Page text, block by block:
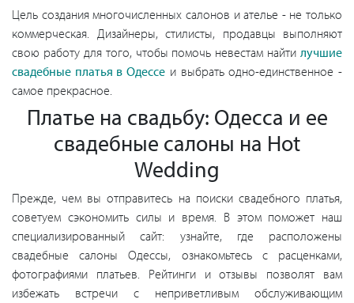
Цель создания многочисленных салонов и ателье - не только
коммерческая. Дизайнеры, стилисты, продавцы выполняют
свою работу для того, чтобы помочь невестам найти лучшие
свадебные платья в Одессе и выбрать одно-единственное -
самое прекрасное.
Платье на свадьбу: Одесса и ее
свадебные салоны на Hot
Wedding
Прежде, чем вы отправитесь на поиски свадебного платья,
советуем сэкономить силы и время. В этом поможет наш
специализированный сайт: узнайте, где расположены
свадебные салоны Одессы, ознакомьтесь с расценками,
фотографиями платьев. Рейтинги и отзывы позволят вам
избежать встречи с неприветливым обслуживающим